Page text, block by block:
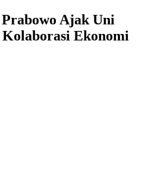
Ajak Uni
Ekonomi